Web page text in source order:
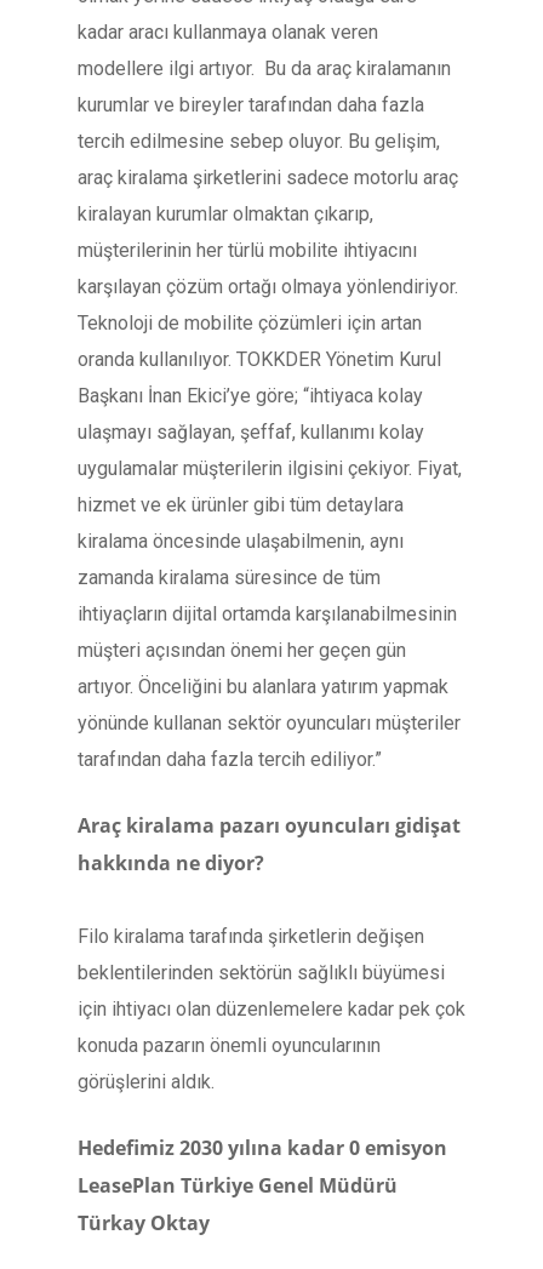
kadar aracı kullanmaya olanak veren
modellere ilgi artıyor. Bu da araç kiralamanın
kurumlar ve bireyler tarafından daha fazla
tercih edilmesine sebep oluyor. Bu gelişim,
araç kiralama şirketlerini sadece motorlu araç
kiralayan kurumlar olmaktan çıkarıp,
müşterilerinin her türlü mobilite ihtiyacını
karşılayan çözüm ortağı olmaya yönlendiriyor.
Teknoloji de mobilite çözümleri için artan
oranda kullanılıyor. TOKKDER Yönetim Kurul
Başkanı İnan Ekici’ye göre; “ihtiyaca kolay
ulaşmayı sağlayan, şeffaf, kullanımı kolay
uygulamalar müşterilerin ilgisini çekiyor. Fiyat,
hizmet ve ek ürünler gibi tüm detaylara
kiralama öncesinde ulaşabilmenin, aynı
zamanda kiralama süresince de tüm
ihtiyaçların dijital ortamda karşılanabilmesinin
müşteri açısından önemi her geçen gün
artıyor. Önceliğini bu alanlara yatırım yapmak
yönünde kullanan sektör oyuncuları müşteriler
tarafından daha fazla tercih ediliyor.”
Araç kiralama pazarı oyuncuları gidişat
hakkında ne diyor?
Filo kiralama tarafında şirketlerin değişen
beklentilerinden sektörün sağlıklı büyümesi
için ihtiyacı olan düzenlemelere kadar pek çok
konuda pazarın önemli oyuncularının
görüşlerini aldık.
Hedefimiz 2030 yılına kadar 0 emisyon
LeasePlan Türkiye Genel Müdürü
Türkay Oktay